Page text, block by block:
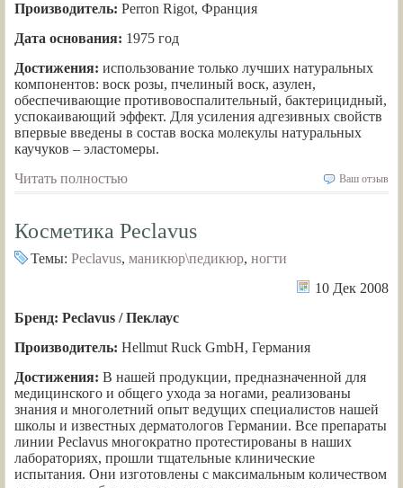
Производитель: Perron Rigot, Франция
Дата основания: 1975 год
Достижения: использование только лучших натуральных
компонентов: воск розы, пчелиный воск, азулен,
обеспечивающие противовоспалительный, бактерицидный,
успокаивающий эффект. Для усиления адгезивных свойств
впервые введены в состав воска молекулы натуральных
каучуков – эластомеры.
Читать полностью
Ваш отзыв
Косметика Peclavus
Темы: Peclavus, маникюр\педикюр, ногти
10 Дек 2008
Бренд: Peclavus / Пеклаус
Производитель: Hellmut Ruck GmbH, Германия
Достижения: В нашей продукции, предназначенной для
медицинского и общего ухода за ногами, реализованы
знания и многолетний опыт ведущих специалистов нашей
школы и известных дерматологов Германии. Все препараты
линии Peclavus многократно протестированы в наших
лабораториях, прошли тщательные клинические
испытания. Они изготовлены с максимальным количеством